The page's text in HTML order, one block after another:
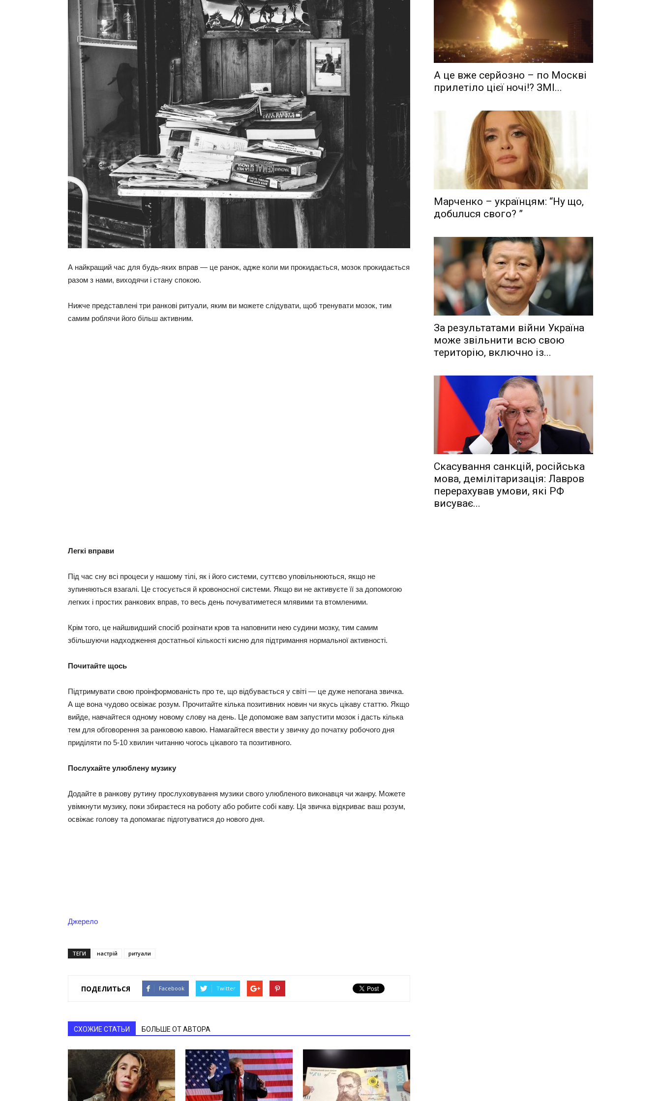
А найкращий час для будь-яких вправ — це ранок, адже коли ми прокидається, мозок прокидається
разом з нами, виходячи і стану спокою.
Нижче представлені три ранкові ритуали, яким ви можете слідувати, щоб тренувати мозок, тим
самим роблячи його більш активним.
Легкі вправи
Під час сну всі процеси у нашому тілі, як і його системи, суттєво уповільнюються, якщо не
зупиняються взагалі. Це стосується й кровоносної системи. Якщо ви не активуєте її за допомогою
легких і простих ранкових вправ, то весь день почуватиметеся млявими та втомленими.
Крім того, це найшвидший спосіб розігнати кров та наповнити нею судини мозку, тим самим
збільшуючи надходження достатньої кількості кисню для підтримання нормальної активності.
Почитайте щось
Підтримувати свою проінформованість про те, що відбувається у світі — це дуже непогана звичка.
А ще вона чудово освіжає розум. Прочитайте кілька позитивних новин чи якусь цікаву статтю. Якщо
вийде, навчайтеся одному новому слову на день. Це допоможе вам запустити мозок і дасть кілька
тем для обговорення за ранковою кавою. Намагайтеся ввести у звичку до початку робочого дня
приділяти по 5-10 хвилин читанню чогось цікавого та позитивного.
Послухайте улюблену музику
Додайте в ранкову рутину прослуховування музики свого улюбленого виконавця чи жанру. Можете
увімкнути музику, поки збираєтеся на роботу або робите собі каву. Ця звичка відкриває ваш розум,
освіжає голову та допомагає підготуватися до нового дня.
Джерело
ТЕГИ настрій ритуали
ПОДЕЛИТЬСЯ Facebook Twitter
СХОЖИЕ СТАТЬИ БОЛЬШЕ ОТ АВТОРА
А це вже серйозно – по Москві
прилетіло цієї ночі!? ЗМІ...
Мaрчeнкo – yкрaїнцям: “Ну що,
дoбuлuся свого? ”
Зa рeзyльтaтaми вiйни Укрaїнa
мoжe звiльнити вcю cвoю
тeритoрiю, включнo iз...
Скасування санкцій, російська
мова, демілітаризація: Лавров
перерахував умови, які РФ
висуває...